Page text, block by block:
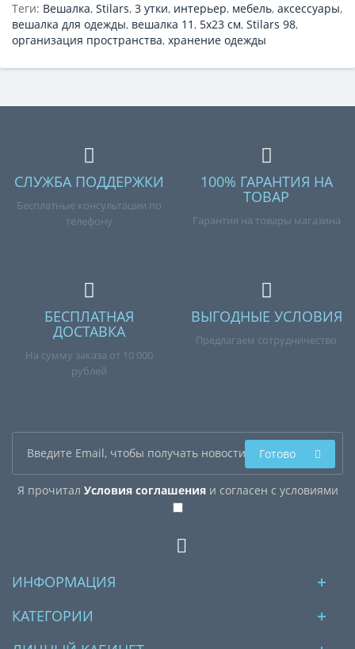
Теги: Вешалка, Stilars, 3 утки, интерьер, мебель, аксессуары,
вешалка для одежды, вешалка 11, 5х23 см, Stilars 98,
организация пространства, хранение одежды
СЛУЖБА ПОДДЕРЖКИ
Бесплатные консультации по
телефону
100% ГАРАНТИЯ НА
ТОВАР
Гарантия на товары магазина
БЕСПЛАТНАЯ
ДОСТАВКА
На сумму заказа от 10 000
рублей
ВЫГОДНЫЕ УСЛОВИЯ
Предлагаем сотрудничество
Я прочитал Условия соглашенияи согласен с условиями
Готово
ИНФОРМАЦИЯ
КАТЕГОРИИ